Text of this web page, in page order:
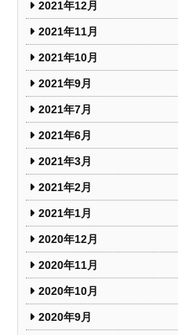
2021年12月
2021年11月
2021年10月
2021年9月
2021年7月
2021年6月
2021年3月
2021年2月
2021年1月
2020年12月
2020年11月
2020年10月
2020年9月